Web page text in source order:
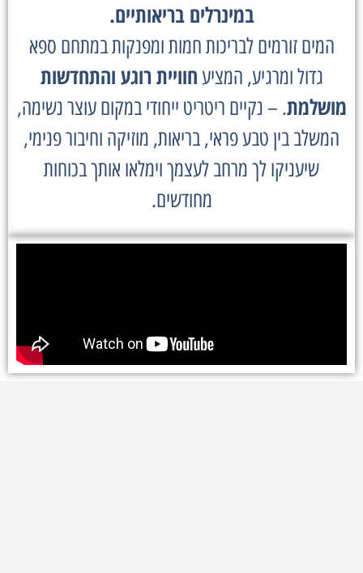
במינרלים בריאותיים.
המים זורמים לבריכות חמות ומפנקות במתחם ספא
גדול ומרגיע, המציע חוויית רוגע והתחדשות
מושלמת. – נקיים ריטריט ייחודי במקום עוצר נשימה,
המשלב בין טבע פראי, בריאות, מוזיקה וחיבור פנימי,
שיעניקו לך מרחב לעצמך וימלאו אותך בכוחות
מחודשים.